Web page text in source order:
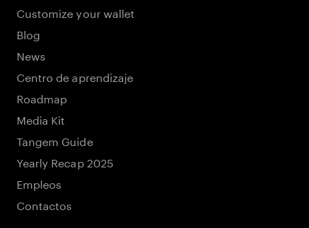
Customize your wallet
Blog
News
Centro de aprendizaje
Roadmap
Media Kit
Tangem Guide
Yearly Recap 2025
Empleos
Contactos